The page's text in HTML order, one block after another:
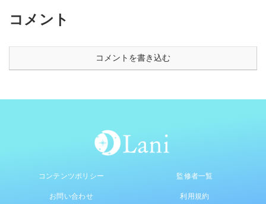
コメント
コメントを書き込む
コンテンツポリシー 監修者一覧
お問い合わせ 利用規約